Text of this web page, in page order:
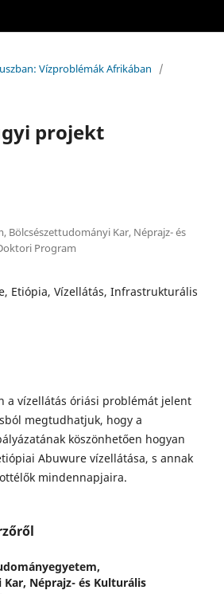
Vízproblémák Afrikában
/
projekt
Bölcsészettudományi Kar, Néprajz- és
Program
Etiópia, Vízellátás, Infrastrukturális
a vízellátás óriási problémát jelent
megtudhatjuk, hogy a
köszönhetően hogyan
Abuwure vízellátása, s annak
mindennapjaira.
Néprajz- és Kulturális